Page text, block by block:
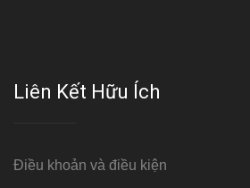
Liên Kết Hữu Ích
Điều khoản và điều kiện